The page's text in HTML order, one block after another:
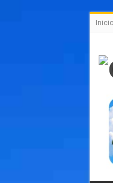
Inicio